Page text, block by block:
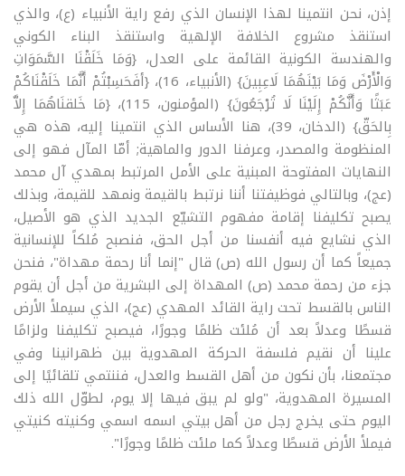
إذن، نحن انتمينا لهذا الإنسان الذي رفع راية الأنبياء (ع)، والذي
استنقذ مشروع الخلافة الإلهية واستنقذ البناء الكوني
والهندسة الكونية القائمة على العدل، {وَمَا خَلَقْنَا السَّمَوَاتِ
وَالْأَرْضَ وَمَا بَيْنَهُمَا لَاعِبِينَ} (الأنبياء، 16)، {أفَحَسِبْتُمْ أَنَّمَا خَلَقْنَاكُمْ
عَبَثًا وَأَنَّكُمْ إِلَيْنَا لَا تُرْجَعُونَ} (المؤمنون، 115)، {مَا خَلقنَاهُمَا إِلاَّ
بِالحَقّ} (الدخان، 39)، هنا الأساس الذي انتمينا إليه، هذه هي
المنظومة والمصدر، وعرفنا الدور والماهية; أمّا المآل فهو إلى
النهايات المفتوحة المبنية على الأمل المرتبط بمهدي آل محمد
(عج)، وبالتالي فوظيفتنا أننا نرتبط بالقيمة ونمهد للقيمة، وبذلك
يصبح تكليفنا إقامة مفهوم التشيّع الجديد الذي هو الأصيل،
الذي نشايع فيه أنفسنا من أجل الحق، فنصبح مُلكاً للإنسانية
جميعاً كما أن رسول الله (ص) قال "إنما أنا رحمة مهداة"، فنحن
جزء من رحمة محمد (ص) المهداة إلى البشرية من أجل أن يقوم
الناس بالقسط تحت راية القائد المهدي (عج)، الذي سيملأ الأرض
قسطًا وعدلاً بعد أن مُلئت ظلمًا وجورًا، فيصبح تكليفنا ولزامًا
علينا أن نقيم فلسفة الحركة المهدوية بين ظهرانينا وفي
مجتمعنا، بأن نكون من أهل القسط والعدل، فننتمي تلقائيًا إلى
المسيرة المهدوية، "ولو لم يبق فيها إلا يوم، لطوّل الله ذلك
اليوم حتى يخرج رجل من أهل بيتي اسمه اسمي وكنيته كنيتي
فيملأ الأرض قسطًا وعدلاً كما ملئت ظلمًا وجورًا".